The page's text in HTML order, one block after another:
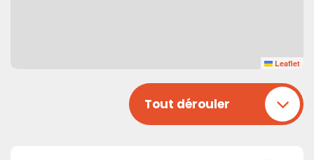
Leaflet
Tout dérouler